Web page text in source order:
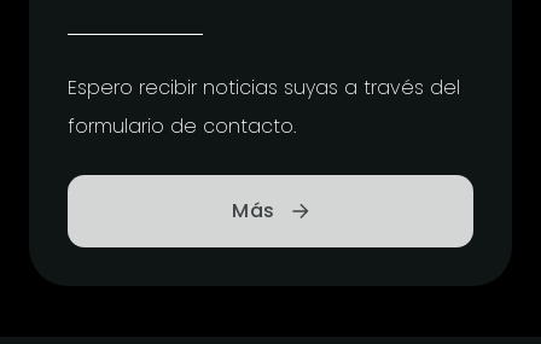
Espero recibir noticias suyas a través del
formulario de contacto.
Más